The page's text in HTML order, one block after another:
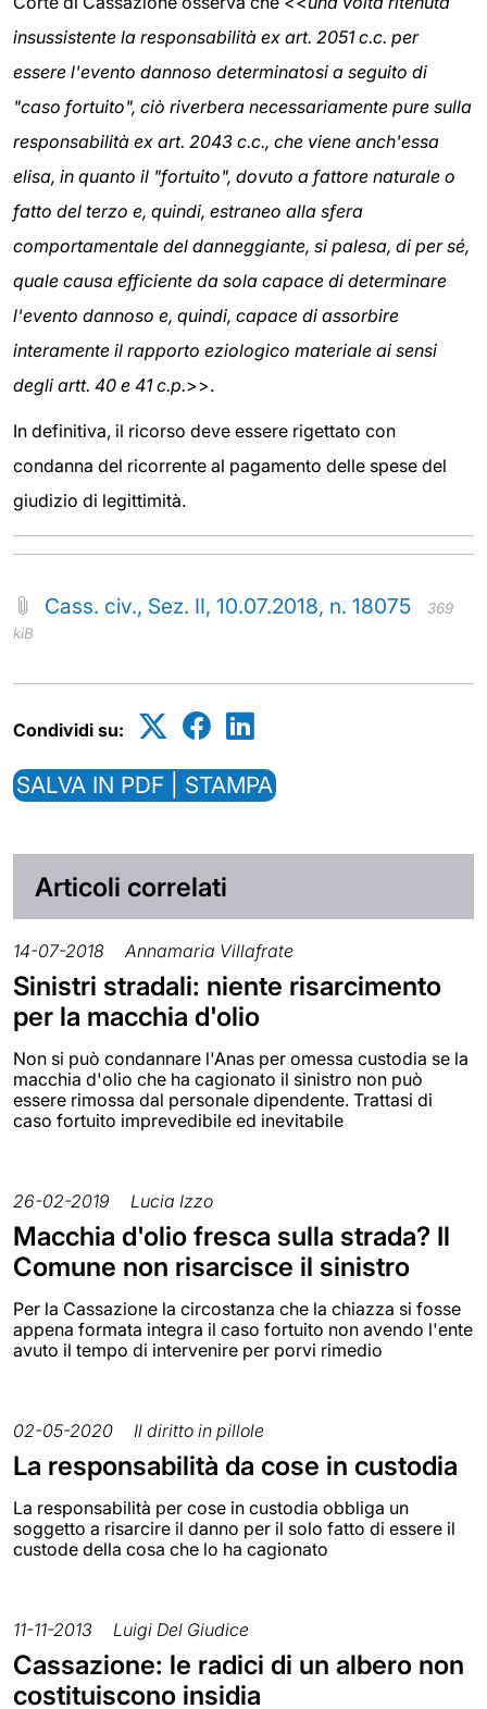
insussistente la responsabilità ex art. 2051 c.c. per
essere l'evento dannoso determinatosi a seguito di
"caso fortuito", ciò riverbera necessariamente pure sulla
responsabilità ex art. 2043 c.c., che viene anch'essa
elisa, in quanto il "fortuito", dovuto a fattore naturale o
fatto del terzo e, quindi, estraneo alla sfera
comportamentale del danneggiante, si palesa, di per sé,
quale causa efficiente da sola capace di determinare
l'evento dannoso e, quindi, capace di assorbire
interamente il rapporto eziologico materiale ai sensi
degli artt. 40 e 41 c.p.>>.
In definitiva, il ricorso deve essere rigettato con
condanna del ricorrente al pagamento delle spese del
giudizio di legittimità.
Cass. civ., Sez. II, 10.07.2018, n. 18075
369
kiB
Condividi su:
SALVA IN PDF | STAMPA
Articoli correlati
14-07-2018 Annamaria Villafrate
Sinistri stradali: niente risarcimento
per la macchia d'olio
Non si può condannare l'Anas per omessa custodia se la
macchia d'olio che ha cagionato il sinistro non può
essere rimossa dal personale dipendente. Trattasi di
caso fortuito imprevedibile ed inevitabile
26-02-2019 Lucia Izzo
Macchia d'olio fresca sulla strada? Il
Comune non risarcisce il sinistro
Per la Cassazione la circostanza che la chiazza si fosse
appena formata integra il caso fortuito non avendo l'ente
avuto il tempo di intervenire per porvi rimedio
02-05-2020 Il diritto in pillole
La responsabilità da cose in custodia
La responsabilità per cose in custodia obbliga un
soggetto a risarcire il danno per il solo fatto di essere il
custode della cosa che lo ha cagionato
11-11-2013 Luigi Del Giudice
Cassazione: le radici di un albero non
costituiscono insidia